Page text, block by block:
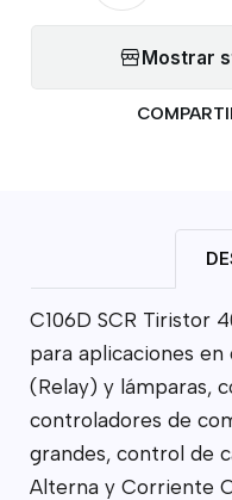
Mostrar
C106D SCR Tiristor
para aplicaciones
(Relay) y lámparas,
controladores de
grandes, control de
Alterna y Corriente